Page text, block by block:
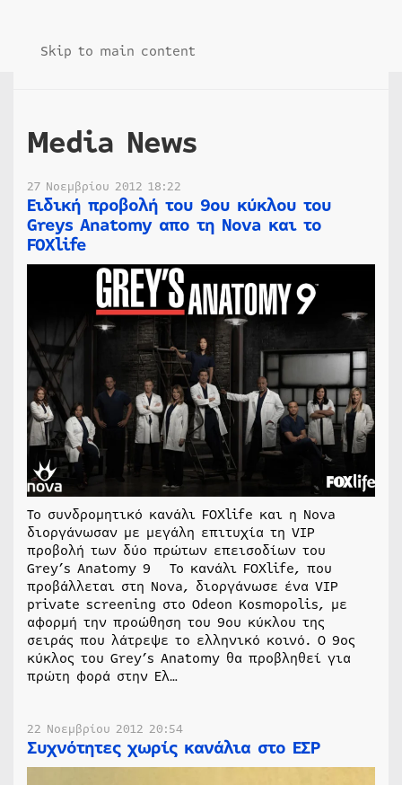
Skip to main content
Media News
27 Νοεμβρίου 2012 18:22
Ειδική προβολή του 9ου κύκλου του
Greys Anatomy απο τη Nova και το
FOXlife
Το συνδρομητικό κανάλι FOXlife και η Νova
διοργάνωσαν με μεγάλη επιτυχία τη VIP
προβολή των δύο πρώτων επεισοδίων του
Grey’s Anatomy 9 Το κανάλι FOXlife, που
προβάλλεται στη Nova, διοργάνωσε ένα VIP
private screening στο Odeon Kosmopolis, με
αφορμή την προώθηση του 9ου κύκλου της
σειράς που λάτρεψε το ελληνικό κοινό. Ο 9ος
κύκλος του Grey’s Anatomy θα προβληθεί για
πρώτη φορά στην Ελ…
22 Νοεμβρίου 2012 20:54
Συχνότητες χωρίς κανάλια στο ΕΣΡ